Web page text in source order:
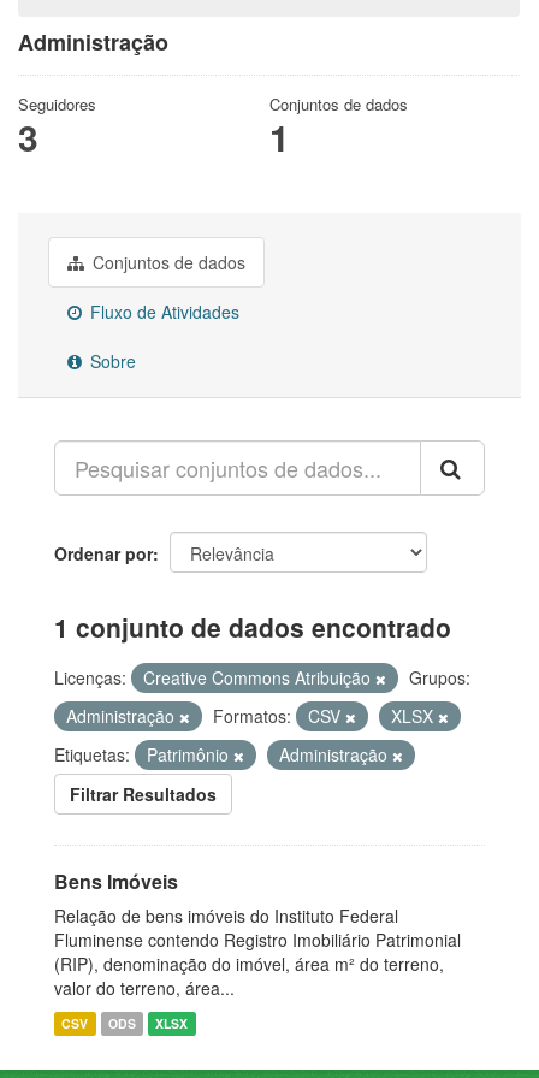
Administração
Seguidores
3
Conjuntos de dados
1
Conjuntos de dados
Fluxo de Atividades
Sobre
Ordenar por
1 conjunto de dados encontrado
Licenças: Creative Commons Atribuição
Grupos:
Administração
Formatos: CSV
XLSX
Etiquetas:
Patrimônio
Administração
Filtrar Resultados
Bens Imóveis
Relação de bens imóveis do Instituto Federal
Fluminense contendo Registro Imobiliário Patrimonial
(RIP), denominação do imóvel, área m² do terreno,
valor do terreno, área...
CSV ODS XLSX